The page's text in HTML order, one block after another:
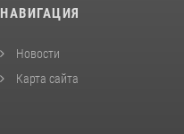
НАВИГАЦИЯ
Новости
Карта сайта